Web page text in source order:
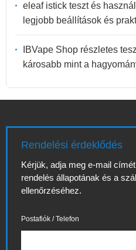
eleaf istick teszt és
legjobb beállítások és
IBVape Shop részletes
károsabb mint a
Rendelési érdeklődés
Kérjük, adja meg e-mail
rendelés állapotának és a
ellenőrzéséhez.
Postafiók / Telefon